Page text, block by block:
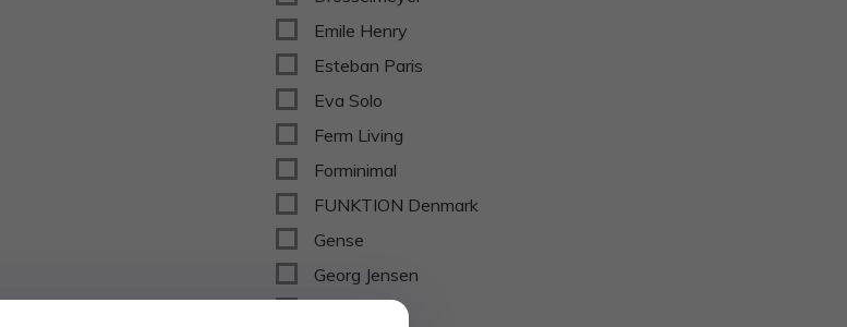
Emile Henry
Esteban Paris
Eva Solo
Ferm Living
Forminimal
FUNKTION Denmark
Gense
Georg Jensen